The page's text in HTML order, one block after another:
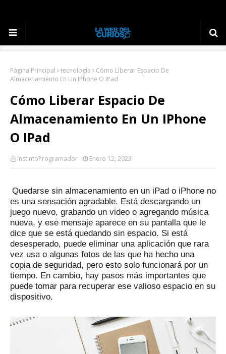
Página Principal tecnología
Cómo Liberar Espacio De
Almacenamiento En Un IPhone O IPad
Cómo Liberar Espacio De
Almacenamiento En Un IPhone
O IPad
InstintoProgramador Enero 12, 2023
Quedarse sin almacenamiento en un iPad o iPhone no
es una sensación agradable. Está descargando un
juego nuevo, grabando un video o agregando música
nueva, y ese mensaje aparece en su pantalla que le
dice que se está quedando sin espacio. Si está
desesperado, puede eliminar una aplicación que rara
vez usa o algunas fotos de las que ha hecho una
copia de seguridad, pero esto solo funcionará por un
tiempo. En cambio, hay pasos más importantes que
puede tomar para recuperar ese valioso espacio en su
dispositivo.